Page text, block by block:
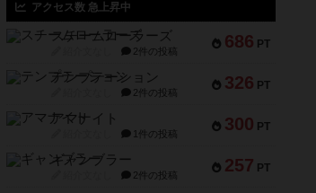
アクセス数 急上昇中
686 PT
スチームローラーズ
2件の投稿
326 PT
テンプテーション
2件の投稿
300 PT
アマナイト
1件の投稿
257 PT
ギャンブラー
2件の投稿